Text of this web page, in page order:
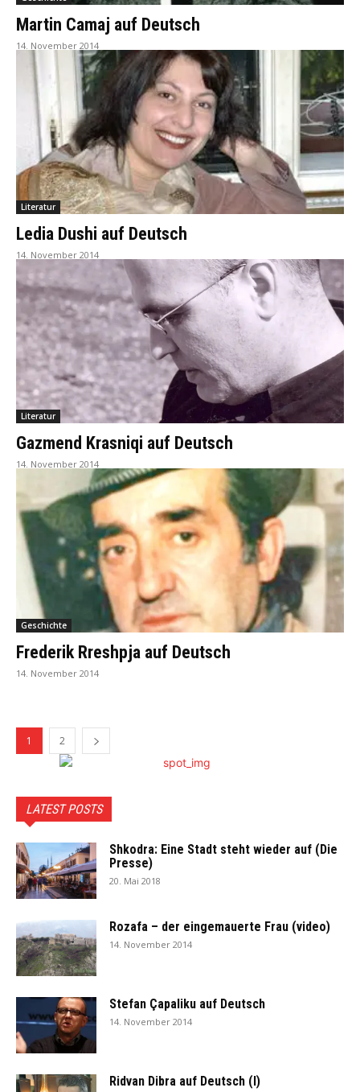
Martin Camaj auf Deutsch
14. November 2014
Literatur
Ledia Dushi auf Deutsch
14. November 2014
Literatur
Gazmend Krasniqi auf Deutsch
14. November 2014
Geschichte
Frederik Rreshpja auf Deutsch
14. November 2014
1 2
LATEST POSTS
Shkodra: Eine Stadt steht wieder auf (Die
Presse)
20. Mai 2018
Rozafa – der eingemauerte Frau (video)
14. November 2014
Stefan Çapaliku auf Deutsch
14. November 2014
Ridvan Dibra auf Deutsch (I)